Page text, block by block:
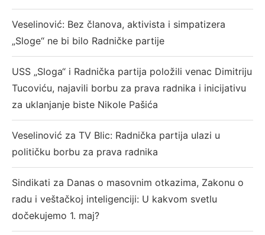
Veselinović: Bez članova, aktivista i simpatizera
„Sloge“ ne bi bilo Radničke partije
USS „Sloga“ i Radnička partija položili venac Dimitriju
Tucoviću, najavili borbu za prava radnika i inicijativu
za uklanjanje biste Nikole Pašića
Veselinović za TV Blic: Radnička partija ulazi u
političku borbu za prava radnika
Sindikati za Danas o masovnim otkazima, Zakonu o
radu i veštačkoj inteligenciji: U kakvom svetlu
dočekujemo 1. maj?